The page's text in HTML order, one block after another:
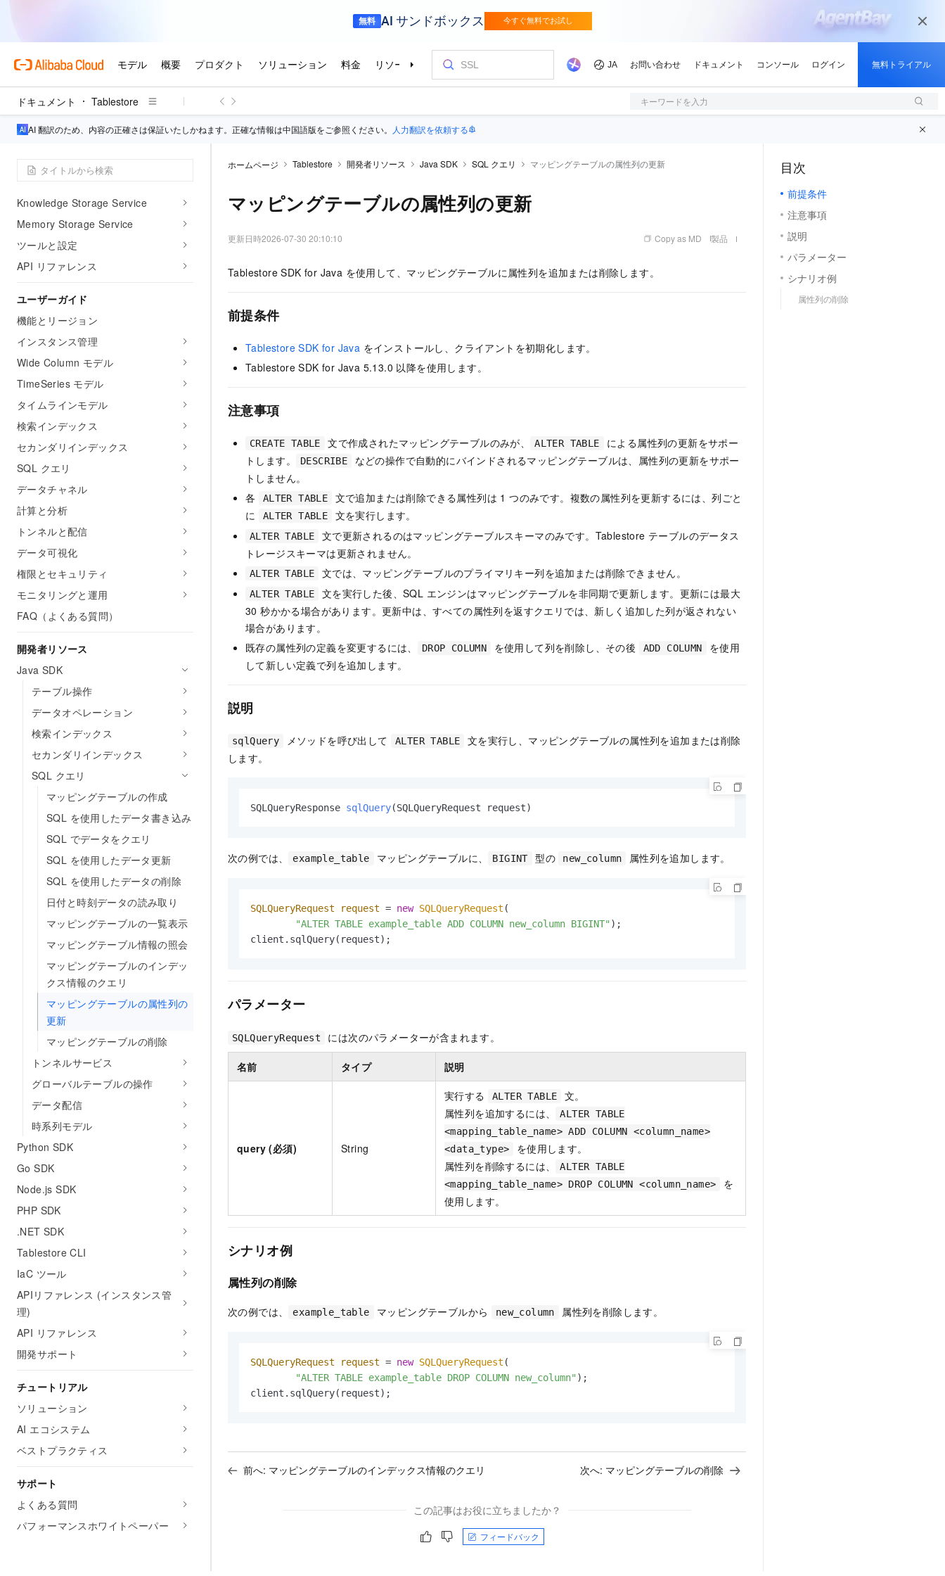
ドキュメント Tablestore キーワードを入力
AI 翻訳のため、内容の正確さは保証いたしかねます。正確な情報は中国語版をご参照ください。 人力翻訳を依頼する
メリット
基本概念
制限
クイックスタート
料金
Knowledge Storage Service
Memory Storage Service
ツールと設定
API リファレンス
ユーザーガイド
機能とリージョン
インスタンス管理
Wide Column モデル
TimeSeries モデル
タイムラインモデル
検索インデックス
セカンダリインデックス
SQL クエリ
データチャネル
計算と分析
トンネルと配信
データ可視化
権限とセキュリティ
モニタリングと運用
FAQ（よくある質問）
開発者リソース
Java SDK
テーブル操作
データオペレーション
検索インデックス
セカンダリインデックス
SQL クエリ
マッピングテーブルの作成
SQL を使用したデータ書き込み
SQL でデータをクエリ
SQL を使用したデータ更新
SQL を使用したデータの削除
日付と時刻データの読み取り
マッピングテーブルの一覧表示
マッピングテーブル情報の照会
マッピングテーブルのインデッ
クス情報のクエリ
マッピングテーブルの属性列の
更新
マッピングテーブルの削除
トンネルサービス
グローバルテーブルの操作
データ配信
時系列モデル
Python SDK
Go SDK
Node.js SDK
PHP SDK
.NET SDK
Tablestore CLI
IaC ツール
APIリファレンス (インスタンス管
理)
API リファレンス
開発サポート
チュートリアル
ソリューション
AI エコシステム
ベストプラクティス
サポート
よくある質問
パフォーマンスホワイトペーパー
ホームページ Tablestore 開発者リソース Java SDK SQL クエリ マッピングテーブルの属性列の更新
マッピングテーブルの属性列の更新
更新日時2026-07-30 20:10:10 Copy as MD 製品
Tablestore SDK for Java を使用して、マッピングテーブルに属性列を追加または削除します。
前提条件
Tablestore SDK for Java をインストールし、クライアントを初期化します。
Tablestore SDK for Java 5.13.0 以降を使用します。
注意事項
CREATE TABLE 文で作成されたマッピングテーブルのみが、 ALTER TABLE
による属性列の更新をサポー
トします。
DESCRIBE
などの操作で自動的にバインドされるマッピングテーブルは、属性列の更新をサポー
トしません。
各
ALTER TABLE
文で追加または削除できる属性列は 1 つのみです。複数の属性列を更新するには、列ごと
に
ALTER TABLE 文を実行します。
ALTER TABLE
文で更新されるのはマッピングテーブルスキーマのみです。Tablestore テーブルのデータス
トレージスキーマは更新されません。
ALTER TABLE 文では、マッピングテーブルのプライマリキー列を追加または削除できません。
ALTER TABLE
文を実行した後、SQL エンジンはマッピングテーブルを非同期で更新します。更新には最大
30 秒かかる場合があります。更新中は、すべての属性列を返すクエリでは、新しく追加した列が返されない
場合があります。
既存の属性列の定義を変更するには、
DROP COLUMN を使用して列を削除し、その後 ADD COLUMN
を使用
して新しい定義で列を追加します。
説明
sqlQuery メソッドを呼び出して ALTER TABLE
文を実行し、マッピングテーブルの属性列を追加または削除
します。
SQLQueryResponse sqlQuery(SQLQueryRequest request)
次の例では、 example_table マッピングテーブルに、 BIGINT 型の new_column 属性列を追加します。
SQLQueryRequest request = new SQLQueryRequest (
"ALTER TABLE example_table ADD COLUMN new_column BIGINT" );
client.sqlQuery(request);
パラメーター
SQLQueryRequest には次のパラメーターが含まれます。
名前 タイプ 説明
query (必須) String
実行する ALTER TABLE
文。
属性列を追加するには、
ALTER TABLE
<mapping_table_name> ADD COLUMN <column_name>
<data_type>
を使用します。
属性列を削除するには、
ALTER TABLE
<mapping_table_name> DROP COLUMN <column_name>
を
使用します。
シナリオ例
属性列の削除
次の例では、 example_table マッピングテーブルから new_column 属性列を削除します。
SQLQueryRequest request = new SQLQueryRequest (
"ALTER TABLE example_table DROP COLUMN new_column" );
client.sqlQuery(request);
前へ: マッピングテーブルのインデックス情報のクエリ 次へ: マッピングテーブルの削除
この記事はお役に立ちましたか？
フィードバック
目次
前提条件
注意事項
説明
パラメーター
シナリオ例
属性列の削除